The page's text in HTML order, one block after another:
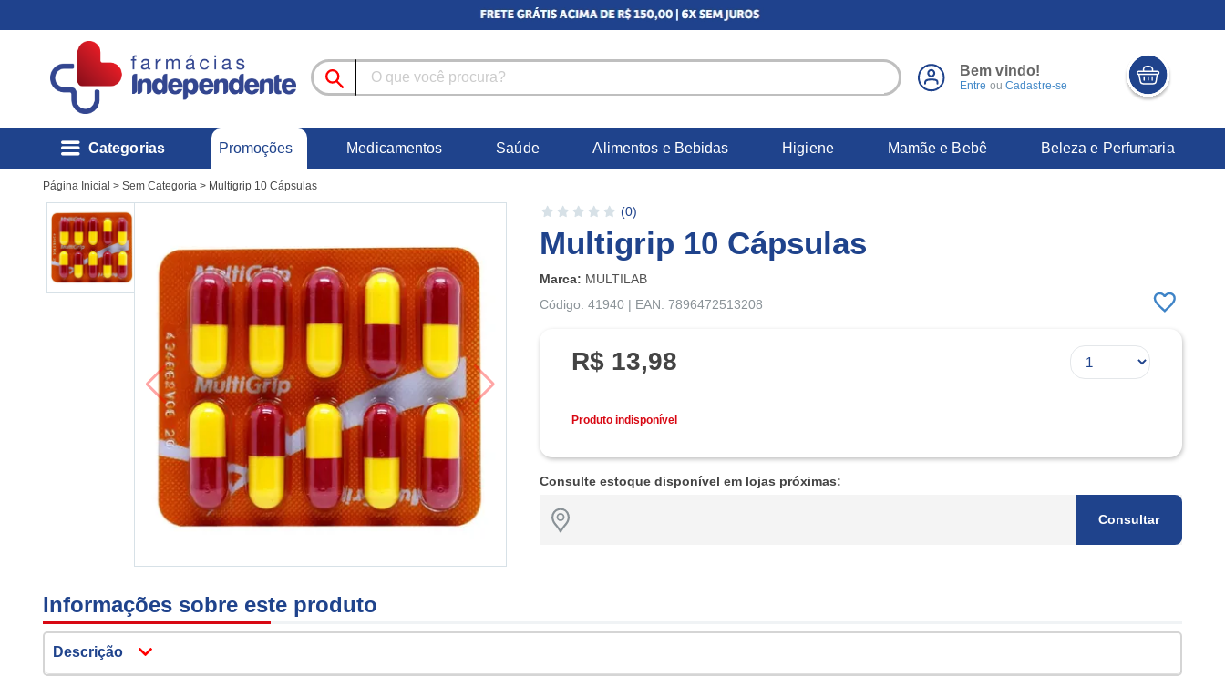
Bem vindo!
Entre ou Cadastre-se
Categorias Promoções Medicamentos Saúde Alimentos e Bebidas Higiene Mamãe e Bebê Beleza e Perfumaria
Página Inicial > Sem Categoria > Multigrip 10 Cápsulas
(0)
Multigrip 10 Cápsulas
Marca: MULTILAB
Código: 41940 | EAN: 7896472513208
R$ 13,98
Produto indisponível
Consulte estoque disponível em lojas próximas:
Consultar
Informações sobre este produto
Descrição